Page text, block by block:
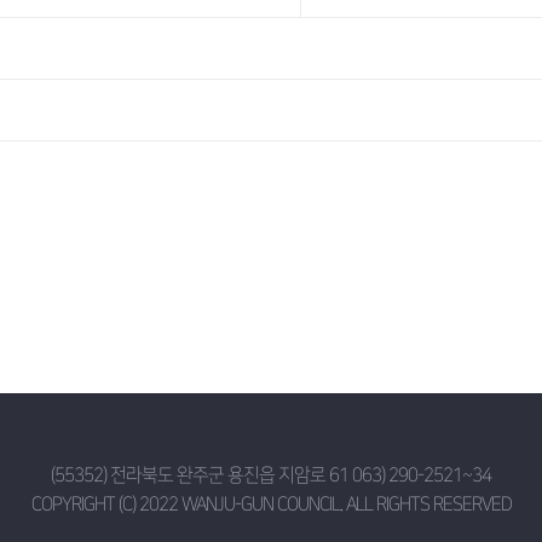
(55352) 전라북도 완주군 용진읍 지암로 61 063) 290-2521~34
COPYRIGHT (C) 2022 WANJU-GUN COUNCIL. ALL RIGHTS RESERVED